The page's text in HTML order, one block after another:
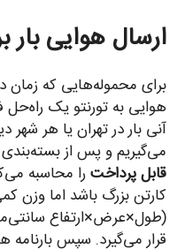
ارسال هوایی بار
برای محموله‌هایی که زمان
هوایی به تورنتو یک راه‌حل
آنی بار در تهران یا هر شهر
می‌گیریم و پس از
قابل پرداخت را محاسبه
کارتن بزرگ باشد اما وزن